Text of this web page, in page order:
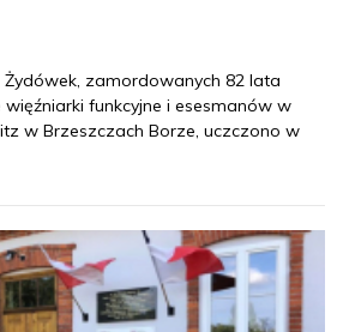
Żydówek, zamordowanych 82 lata
funkcyjne i esesmanów w
w Brzeszczach Borze, uczczono w